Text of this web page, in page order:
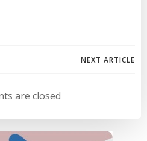
Navegación
de
entradas
NEXT ARTICLE
are closed